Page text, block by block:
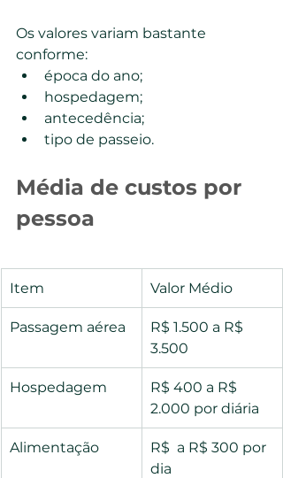
Os valores variam bastante
conforme:
época do ano;
hospedagem;
antecedência;
tipo de passeio.
Média de custos por
pessoa
Item Valor Médio
Passagem aérea
R$ 1.500 a R$
3.500
Hospedagem
R$ 400 a R$
2.000 por diária
Alimentação
R$  a R$ 300 por
dia